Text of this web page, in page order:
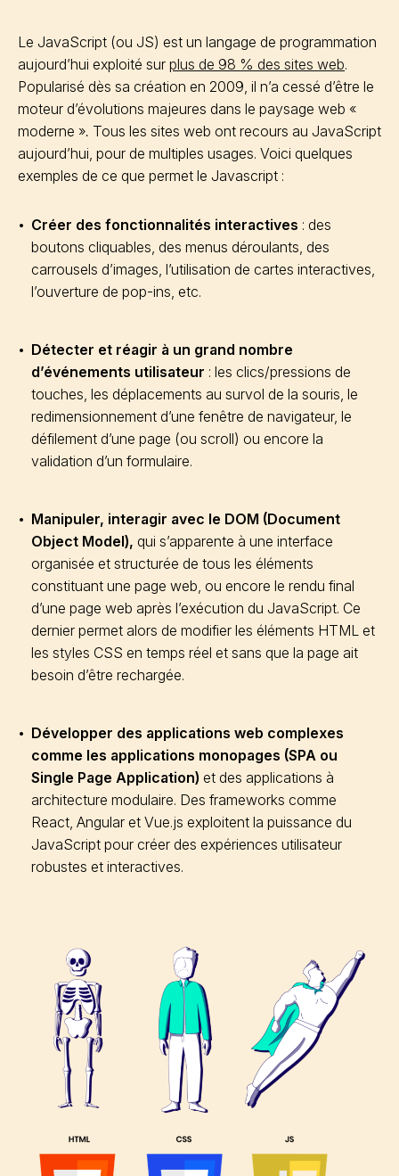
Le JavaScript (ou JS) est un langage de programmation
aujourd’hui exploité sur plus de 98 % des sites web.
Popularisé dès sa création en 2009, il n’a cessé d’être le
moteur d’évolutions majeures dans le paysage web «
moderne ». Tous les sites web ont recours au JavaScript
aujourd’hui, pour de multiples usages. Voici quelques
exemples de ce que permet le Javascript :
Créer des fonctionnalités interactives : des
boutons cliquables, des menus déroulants, des
carrousels d’images, l’utilisation de cartes interactives,
l’ouverture de pop-ins, etc.
Détecter et réagir à un grand nombre
d’événements utilisateur : les clics/pressions de
touches, les déplacements au survol de la souris, le
redimensionnement d’une fenêtre de navigateur, le
défilement d’une page (ou scroll) ou encore la
validation d’un formulaire.
Manipuler, interagir avec le DOM (Document
Object Model), qui s’apparente à une interface
organisée et structurée de tous les éléments
constituant une page web, ou encore le rendu final
d’une page web après l’exécution du JavaScript. Ce
dernier permet alors de modifier les éléments HTML et
les styles CSS en temps réel et sans que la page ait
besoin d’être rechargée.
Développer des applications web complexes
comme les applications monopages (SPA ou
Single Page Application) et des applications à
architecture modulaire. Des frameworks comme
React, Angular et Vue.js exploitent la puissance du
JavaScript pour créer des expériences utilisateur
robustes et interactives.